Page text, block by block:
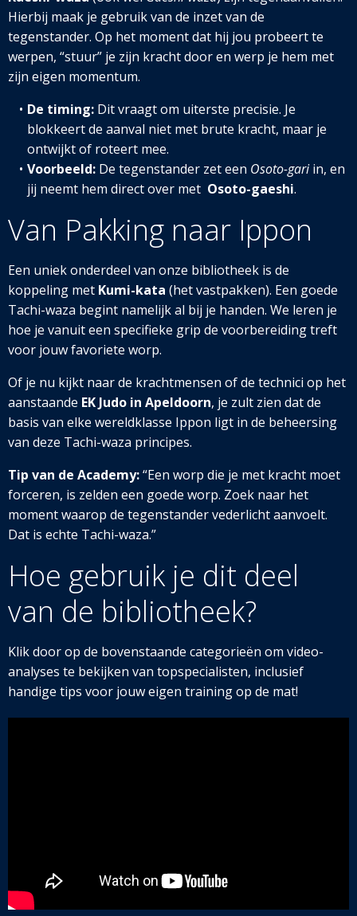
Hierbij maak je gebruik van de inzet van de
tegenstander. Op het moment dat hij jou probeert te
werpen, “stuur” je zijn kracht door en werp je hem met
zijn eigen momentum.
De timing:Dit vraagt om uiterste precisie. Je
blokkeert de aanval niet met brute kracht, maar je
ontwijkt of roteert mee.
Voorbeeld:De tegenstander zet een Osoto-gariin, en
jij neemt hem direct over met Osoto-gaeshi.
Van Pakking naar Ippon
Een uniek onderdeel van onze bibliotheek is de
koppeling met Kumi-kata (het vastpakken). Een goede
Tachi-waza begint namelijk al bij je handen. We leren je
hoe je vanuit een specifieke grip de voorbereiding treft
voor jouw favoriete worp.
Of je nu kijkt naar de krachtmensen of de technici op het
aanstaande EK Judo in Apeldoorn, je zult zien dat de
basis van elke wereldklasse Ippon ligt in de beheersing
van deze Tachi-waza principes.
Tip van de Academy:“Een worp die je met kracht moet
forceren, is zelden een goede worp. Zoek naar het
moment waarop de tegenstander vederlicht aanvoelt.
Dat is echte Tachi-waza.”
Hoe gebruik je dit deel
van de bibliotheek?
Klik door op de bovenstaande categorieën om video-
analyses te bekijken van topspecialisten, inclusief
handige tips voor jouw eigen training op de mat!